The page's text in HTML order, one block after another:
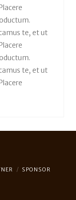
te, et ut
te, et ut
SPONSOR